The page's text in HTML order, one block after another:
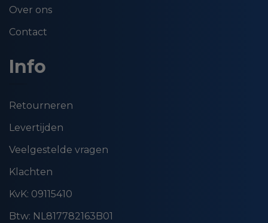
Over ons
Contact
Info
Retourneren
Levertijden
Veelgestelde vragen
Klachten
KvK: 09115410
Btw: NL817782163B01